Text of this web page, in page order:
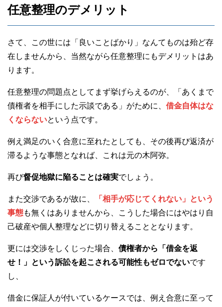
任意整理のデメリット
さて、この世には「良いことばかり」なんてものは殆ど存
在しませんから、当然ながら任意整理にもデメリットはあ
ります。
任意整理の問題点としてまず挙げらえるのが、「あくまで
債権者を相手にした示談である」がために、 借金自体はな
くならないという点です。
例え満足のいく合意に至れたとしても、その後再び返済が
滞るような事態となれば、これは元の木阿弥。
再び督促地獄に陥ることは確実でしょう。
また交渉であるが故に、
「相手が応じてくれない」という
事態も無くはありませんから、こうした場合にはやはり自
己破産や個人整理などに切り替えることとなります。
更には交渉をしくじった場合、 債権者から「借金を返
せ！」という訴訟を起こされる可能性もゼロでないです
し、
借金に保証人が付いているケースでは、例え合意に至って